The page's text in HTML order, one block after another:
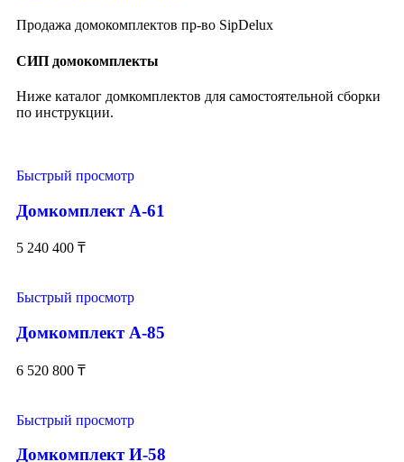
Продажа домокомплектов пр-во SipDelux
СИП домокомплекты
Ниже каталог домкомплектов для самостоятельной сборки
по инструкции.
Быстрый просмотр
Домкомплект А-61
5 240 400 ₸
Быстрый просмотр
Домкомплект А-85
6 520 800 ₸
Быстрый просмотр
Домкомплект И-58